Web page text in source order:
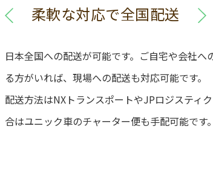
柔軟な対応で全国配送
日本全国への配送が可能です。ご自宅や会社
る方がいれば、現場への配送も対応可能です。
配送方法はNXトランスポートやJPロジスティ
合はユニック車のチャーター便も手配可能です。